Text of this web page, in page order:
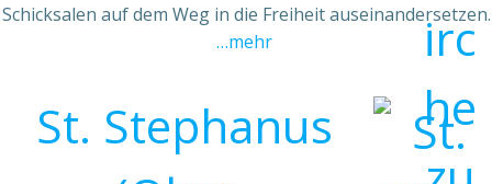
Schicksalen auf dem Weg in die Freiheit auseinandersetzen.
…mehr
St. Stephanus